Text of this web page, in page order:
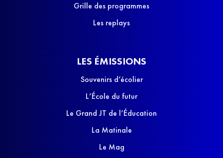
Grille des programmes
Les replays
LES ÉMISSIONS
Souvenirs d’écolier
L’École du futur
Le Grand JT de l’Éducation
La Matinale
Le Mag